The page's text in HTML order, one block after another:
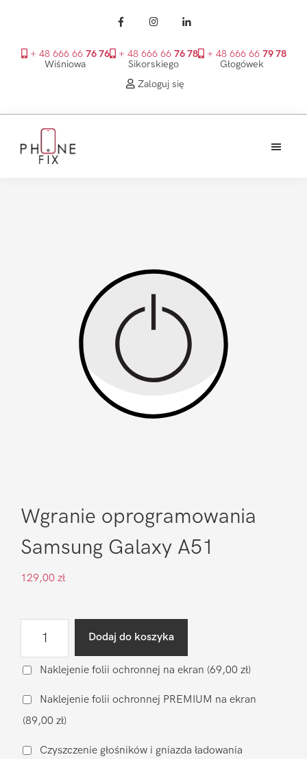
+ 48 666 66 76 76
Wiśniowa
+ 48 666 66 76 78
Sikorskiego
+ 48 666 66 79 78
Głogówek
Zaloguj się
głównego
Wgranie oprogramowania
Samsung Galaxy A51
129,00 zł
oprogramowania
Galaxy
A51
Dodaj do koszyka
Naklejenie folii ochronnej na ekran (69,00 zł)
Naklejenie folii ochronnej PREMIUM na ekran
(89,00 zł)
Czyszczenie głośników i gniazda ładowania